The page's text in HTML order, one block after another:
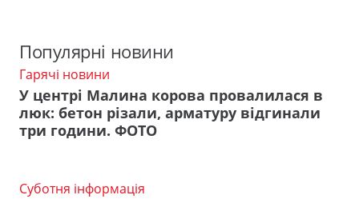
Популярні новини
Гарячі новини
У центрі Малина корова провалилася в
люк: бетон різали, арматуру відгинали
три години. ФОТО
Суботня інформація